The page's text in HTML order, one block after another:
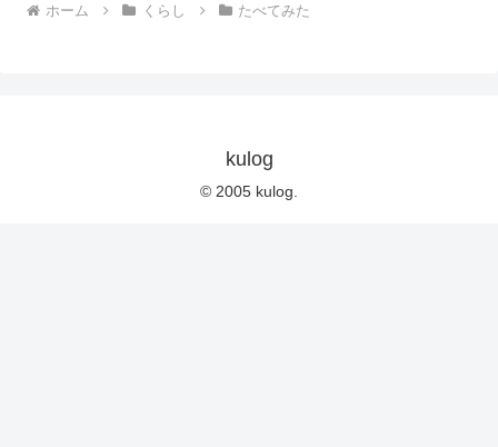
ホーム くらし たべてみた
kulog
© 2005 kulog.